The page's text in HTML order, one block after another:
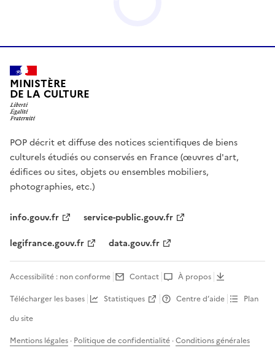
MINISTÈRE
DE LA CULTURE
POP décrit et diffuse des notices scientifiques de biens
culturels étudiés ou conservés en France (œuvres d'art,
édifices ou sites, objets ou ensembles mobiliers,
photographies, etc.)
info.gouv.fr
service-public.gouv.fr
legifrance.gouv.fr
data.gouv.fr
Accessibilité : non conforme Contact
À propos
Télécharger les bases
Statistiques Centre d’aide
Plan
du site
Mentions légales · Politique de confidentialité ·Conditions générales